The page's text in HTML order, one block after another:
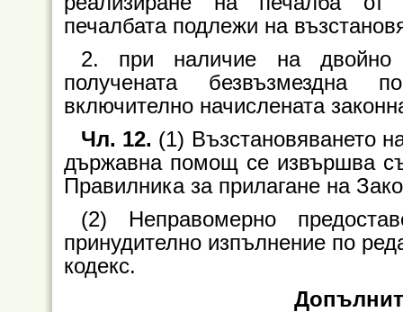
печалбата подлежи на
2. при наличие на двойно
получената безвъзмездна
включително начислената
Чл. 12. (1) Възстановяването
държавна помощ се извършва
Правилника за прилагане на
(2) Неправомерно
принудително изпълнение по
кодекс.